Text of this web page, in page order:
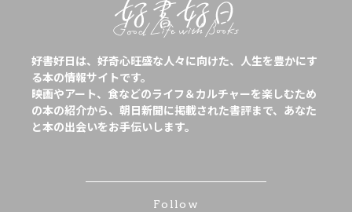
好書好日は、好奇心旺盛な人々に向けた、人生を豊かにす
る本の情報サイトです。
映画やアート、食などのライフ＆カルチャーを楽しむため
の本の紹介から、朝日新聞に掲載された書評まで、あなた
と本の出会いをお手伝いします。
Follow